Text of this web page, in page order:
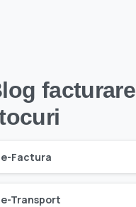
e-Factura
e-Transport